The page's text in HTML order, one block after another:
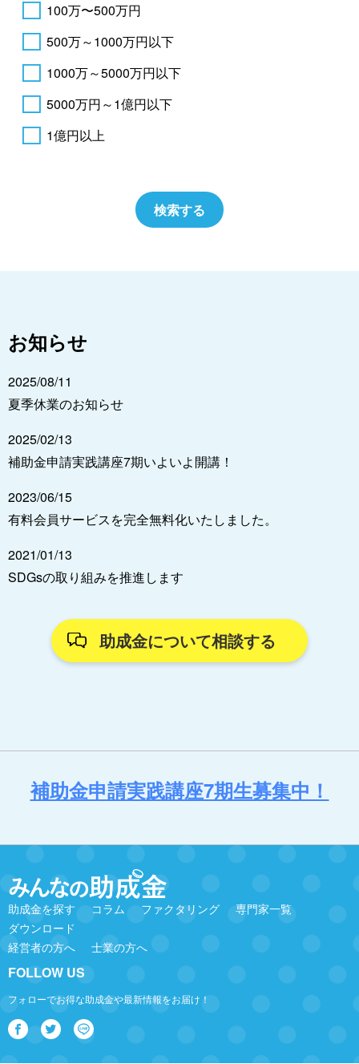
100万〜500万円
500万～1000万円以下
1000万～5000万円以下
5000万円～1億円以下
1億円以上
お知らせ
2025/08/11
夏季休業のお知らせ
2025/02/13
補助金申請実践講座7期いよいよ開講！
2023/06/15
有料会員サービスを完全無料化いたしました。
2021/01/13
SDGsの取り組みを推進します
助成金について相談する
補助金申請実践講座7期生募集中！
助成金を探す コラム ファクタリング
専門家一覧
ダウンロード
経営者の方へ
士業の方へ
FOLLOW US
フォローでお得な助成金や最新情報をお届け！